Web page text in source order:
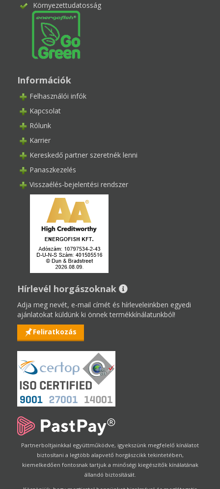
Környezettudatosság
Információk
Felhasználói infók
Kapcsolat
Rólunk
Karrier
Kereskedő partner szeretnék lenni
Panaszkezelés
Visszaélés-bejelentési rendszer
Hírlevél horgászoknak
Adja meg nevét, e-mail címét és hírleveleinkben egyedi
ajánlatokat küldünk ki önnek termékkínálatunkból!
Feliratkozás
Partnerboltjainkkal együttműködve, igyekszünk megfelelő kínálatot
biztosítani a legtöbb alapvető horgászcikk tekintetében,
kiemelkedően fontosnak tartjuk a minőségi kiegészítők kínálatának
állandó biztosítását.